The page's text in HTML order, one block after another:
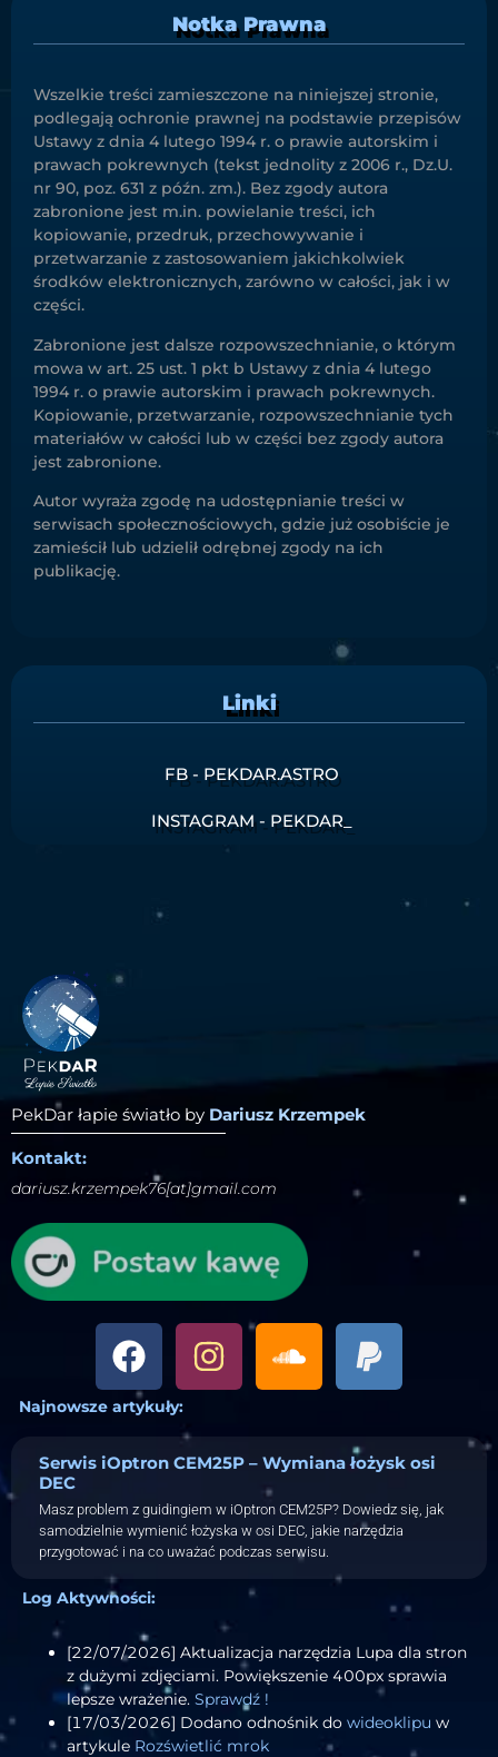
Notka Prawna
Wszelkie treści zamieszczone na niniejszej stronie,
podlegają ochronie prawnej na podstawie przepisów
Ustawy z dnia 4 lutego 1994 r. o prawie autorskim i
prawach pokrewnych (tekst jednolity z 2006 r., Dz.U.
nr 90, poz. 631 z późn. zm.). Bez zgody autora
zabronione jest m.in. powielanie treści, ich
kopiowanie, przedruk, przechowywanie i
przetwarzanie z zastosowaniem jakichkolwiek
środków elektronicznych, zarówno w całości, jak i w
części.
Zabronione jest dalsze rozpowszechnianie, o którym
mowa w art. 25 ust. 1 pkt b Ustawy z dnia 4 lutego
1994 r. o prawie autorskim i prawach pokrewnych.
Kopiowanie, przetwarzanie, rozpowszechnianie tych
materiałów w całości lub w części bez zgody autora
jest zabronione.
Autor wyraża zgodę na udostępnianie treści w
serwisach społecznościowych, gdzie już osobiście je
zamieścił lub udzielił odrębnej zgody na ich
publikację.
Linki
FB - PEKDAR.ASTRO
INSTAGRAM - PEKDAR_
PekDar łapie światło by Dariusz Krzempek
Kontakt:
dariusz.krzempek76[at]gmail.com
Najnowsze artykuły:
Serwis iOptron CEM25P – Wymiana łożysk osi
DEC
Masz problem z guidingiem w iOptron CEM25P? Dowiedz się, jak
samodzielnie wymienić łożyska w osi DEC, jakie narzędzia
przygotować i na co uważać podczas serwisu.
Log Aktywności:
[22/07/2026] Aktualizacja narzędzia Lupa dla stron
z dużymi zdjęciami. Powiększenie 400px sprawia
lepsze wrażenie. Sprawdź !
[17/03/2026] Dodano odnośnik do wideoklipu w
artykule Rozświetlić mrok